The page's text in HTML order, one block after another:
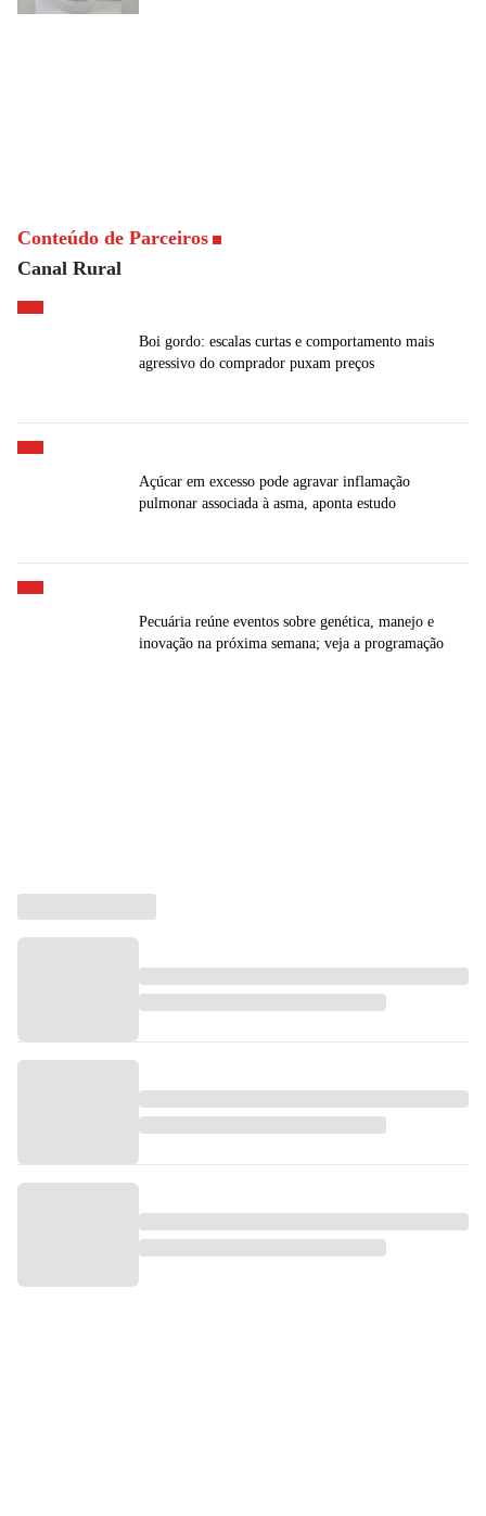
Conteúdo de Parceiros
Canal Rural
Boi gordo: escalas curtas e comportamento mais
agressivo do comprador puxam preços
Açúcar em excesso pode agravar inflamação
pulmonar associada à asma, aponta estudo
Pecuária reúne eventos sobre genética, manejo e
inovação na próxima semana; veja a programação